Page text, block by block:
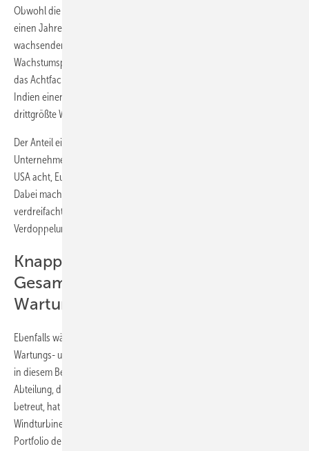
Obwohl die Verkäufe des ersten Quartals laut Gamesa kein Indiz für
einen Jahrestrend seien, zeige der weltweite Verkaufseinbruch den
wachsenden Beitrag eines jener Länder mit großem
Wachstumspotenzial: Indien. Dort wuchsen die Auslieferungen um
das Achtfache. Gamesa hat so nach nur 18 Monaten Präsenz in
Indien einen Marktanteil von zehn Prozent erreicht und ist damit das
drittgrößte Windenergieunternehmen im Lande.
Der Anteil einzelner Länder und Regionen an den
Unternehmensverkäufen verteilte sich folgendermaßen: China 13,
USA acht, Europa ohne Spanien 27 und die übrige Welt 28 Prozent.
Dabei machte Gamesa signifikante Fortschritte in Lateinamerika und
verdreifachte seinen Verkauf auf 164 MW. In Osteuropa gab es eine
Verdoppelung auf 107 MW.
Knapp 13 Prozent des
Gesamtumsatzes generierten
Wartung und Instandhaltung
Ebenfalls während des ersten Quartals 2011 hat Gamesa seinen
Wartungs- und Instandhaltungsservice ausgebaut und seinen Umsatz
in diesem Bereich um 30 Prozent auf 78 Millionen Euro gesteigert. Die
Abteilung, die Windstromproduktionskapazitäten von über 13.600 MW
betreut, hat damit 12,7 Prozent zum Gesamtumsatz der
Windturbinensparte beigetragen. Das Windparkentwicklungs-
Portfolio der Spanier wuchs um zwölf Prozent auf 24.097 MW, nicht